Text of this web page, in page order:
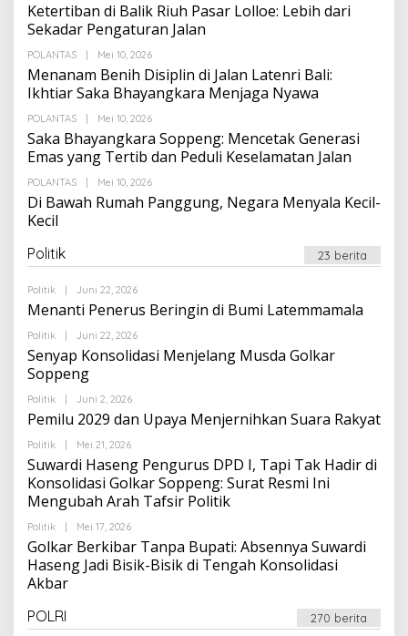
Ketertiban di Balik Riuh Pasar Lolloe: Lebih dari
Sekadar Pengaturan Jalan
POLANTAS Mei 10, 2026Oleh
Menanam Benih Disiplin di Jalan Latenri Bali:
Ikhtiar Saka Bhayangkara Menjaga Nyawa
POLANTAS Mei 10, 2026Oleh
Saka Bhayangkara Soppeng: Mencetak Generasi
Emas yang Tertib dan Peduli Keselamatan Jalan
POLANTAS Mei 10, 2026Oleh
Di Bawah Rumah Panggung, Negara Menyala Kecil-
Kecil
Politik 23 berita
Politik Juni 22, 2026Oleh
Menanti Penerus Beringin di Bumi Latemmamala
Politik Juni 22, 2026Oleh
Senyap Konsolidasi Menjelang Musda Golkar
Soppeng
Politik Juni 2, 2026Oleh
Pemilu 2029 dan Upaya Menjernihkan Suara Rakyat
Politik Mei 21, 2026Oleh
Suwardi Haseng Pengurus DPD I, Tapi Tak Hadir di
Konsolidasi Golkar Soppeng: Surat Resmi Ini
Mengubah Arah Tafsir Politik
Politik Mei 17, 2026Oleh
Golkar Berkibar Tanpa Bupati: Absennya Suwardi
Haseng Jadi Bisik-Bisik di Tengah Konsolidasi
Akbar
POLRI 270 berita